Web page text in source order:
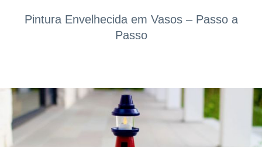
Pintura Envelhecida em Vasos – Passo a
Passo